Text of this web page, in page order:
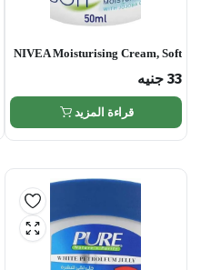
NIVEA Moisturising Cream, Soft
33 جنيه
قراءة المزيد